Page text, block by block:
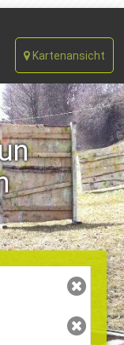
Kartenansicht